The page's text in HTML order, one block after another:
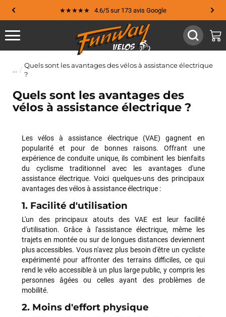
★★★★★ 4.6/5 sur 173 avis Google
Quels sont les avantages des vélos à assistance électrique
?
Quels sont les avantages des
vélos à assistance électrique ?
Les vélos à assistance électrique (VAE) gagnent en
popularité et pour de bonnes raisons. Offrant une
expérience de conduite unique, ils combinent les bienfaits
du cyclisme traditionnel avec les avantages d'une
assistance électrique. Voici quelques-uns des principaux
avantages des vélos à assistance électrique :
1. Facilité d'utilisation
L'un des principaux atouts des VAE est leur facilité
d'utilisation. Grâce à l'assistance électrique, même les
trajets en montée ou sur de longues distances deviennent
plus accessibles. Vous n'avez plus besoin d'être un cycliste
expérimenté pour affronter des terrains difficiles, ce qui
rend le vélo accessible à un plus large public, y compris les
personnes âgées ou celles ayant des problèmes de
mobilité.
2. Moins d'effort physique